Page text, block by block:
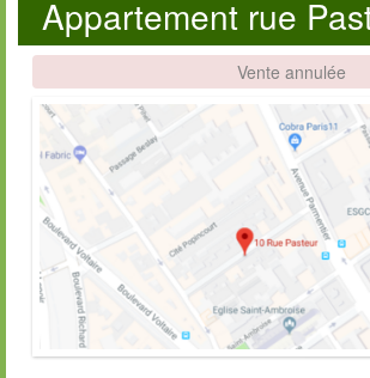
Appartement rue
Vente annulée